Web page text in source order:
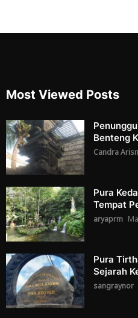
Most Viewed Posts
Benteng
Candra
Pura
Tempat
aryaprm
Pura
Sejarah
sangraynor